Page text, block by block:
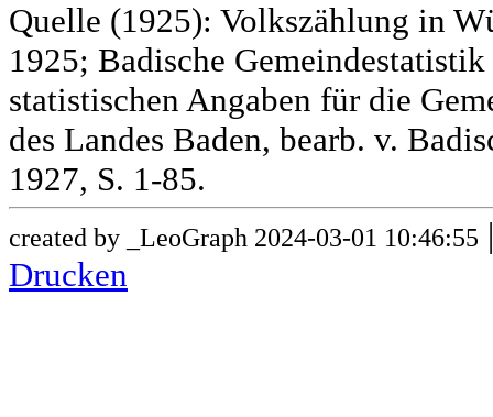
Quelle (1925): Volkszählung in
1925; Badische
statistischen Angaben für die
des Landes Baden, bearb. v.
1927, S. 1-85.
created by _LeoGraph 2024-03-01 10:46:55
Drucken